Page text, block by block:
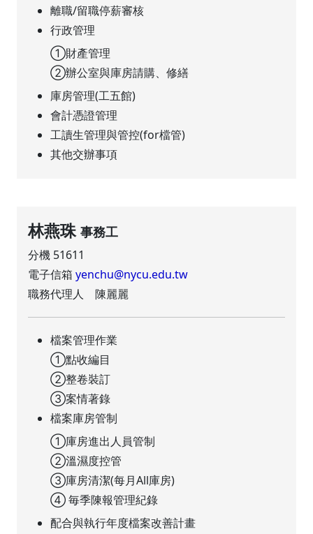
離職/留職停薪審核
行政管理
①財產管理
②辦公室與庫房請購、修繕
庫房管理(工五館)
會計憑證管理
工讀生管理與管控(for檔管)
其他交辦事項
林燕珠事務工
分機 51611
電子信箱yenchu@nycu.edu.tw
職務代理人 陳麗麗
檔案管理作業
①點收編目
②整卷裝訂
③案情著錄
檔案庫房管制
①庫房進出人員管制
②溫濕度控管
③庫房清潔(每月All庫房)
④ 毎季陳報管理紀錄
配合與執行年度檔案改善計畫